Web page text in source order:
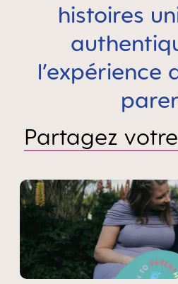
histoires
l’expérience
Partagez